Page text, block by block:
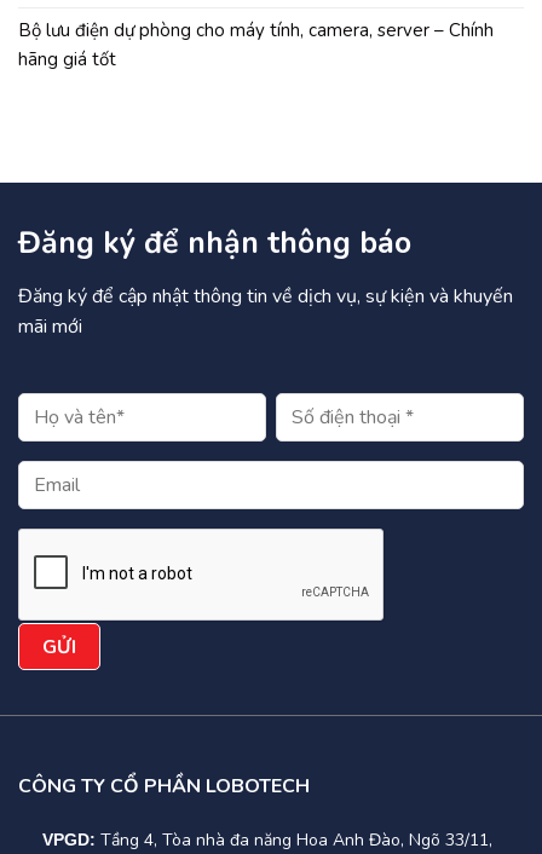
Bộ lưu điện dự phòng cho máy tính, camera, server – Chính
hãng giá tốt
Đăng ký để nhận thông báo
Đăng ký để cập nhật thông tin về dịch vụ, sự kiện và khuyến
mãi mới
CÔNG TY CỔ PHẦN LOBOTECH
VPGD: Tầng 4, Tòa nhà đa năng Hoa Anh Đào, Ngõ 33/11,